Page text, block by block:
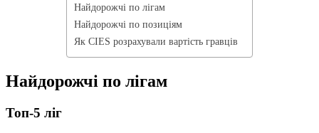
Найдорожчі по лігам
Найдорожчі по позиціям
Як CIES розрахували вартість гравців
Найдорожчі по лігам
Топ-5 ліг